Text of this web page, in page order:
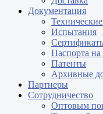
Документация
Испытания
Паспорта
Патенты
Архивные
Партнеры
Сотрудничество
Оптовым